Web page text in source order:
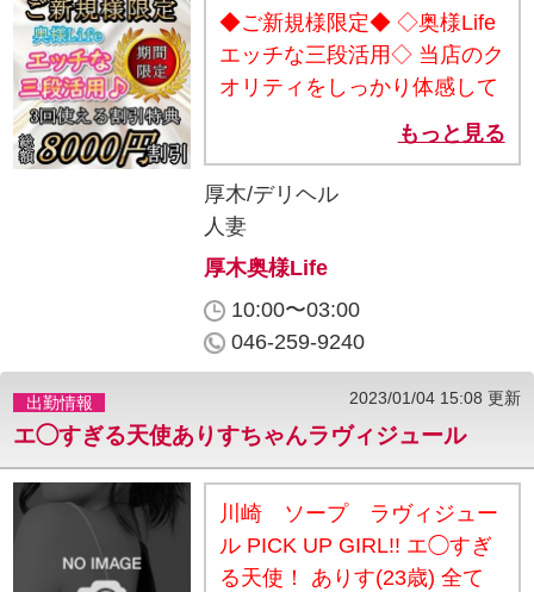
て、そんな夜に刺さる投稿を
毎晩更新中。 横須賀のカリス
マ店長・若林の風俗あるある
はコチラ。 X（Twitter）：
▶︎https://twitter.com/
▶︎@yokosuka_flower 寂しさ
に、ユーモアを。 哀愁と笑い
を、毎夜、届けてます。
甘い興奮とピュアな匂いをお
届けいたします❤ ご予約は
044-211-0594 迄お電話お願
ております！ VIP ソープラン
044-211-0594 ・10時〜24時
・年中無休 ・川崎市川崎区堀
之内町9-11 ・駅まで送迎致し
ます。
◆ご新規様限定◆ ◇奥様Life
エッチな三段活用◇ 当店のク
オリティをしっかり体感して
いただく為 ご新規様限定割引
を3回実施いたします♪ 好み
のタイプは人それぞれですが
3回のご来店でお気に入りの
♪ ★☆ご新規様限定♪3回使え
る割引特典★☆ ◇◆総額
8000円割引◆◇ ◇◆1回目ご
利用時は最大4000円割引での
ご案内◆◇ 割引詳細 ↓↓↓↓↓
60分⇒2000円割引⇒12000円
90分⇒3000円割引⇒16000円
120分⇒3000円割引⇒22000
円 150分⇒4000円割引
⇒27000円 180分⇒4000円割
もっと見る
厚木/デリヘル
人妻
厚木奥様Life
10:00〜03:00
046-259-9240
出勤情報 2023/01/04 15:08 更新
エ◯すぎる天使ありすちゃんラヴィジュール
川崎 ソープ ラヴィジュー
ル PICK UP GIRL!! エ◯すぎ
る天使！ ありす(23歳) 全て